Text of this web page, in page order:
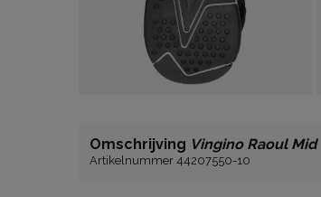
Omschrijving Vingino Raoul Mid
Artikelnummer 44207550-10